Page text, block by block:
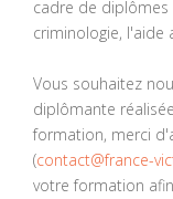
cadre de
criminologie, l'aide
Vous souhaitez
diplômante
formation, merci
(contact@france-
votre formation